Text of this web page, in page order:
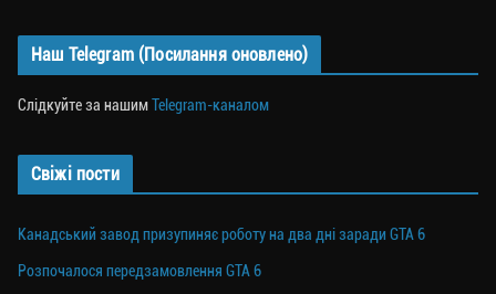
Наш Telegram (Посилання оновлено)
Слідкуйте за нашимTelegram-каналом
Свіжі пости
Канадський завод призупиняє роботу на два дні заради GTA 6
Розпочалося передзамовлення GTA 6